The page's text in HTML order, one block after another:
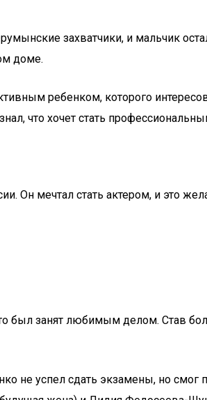
захватчики, и мальчик
доме.
ребенком, которого
что хочет стать
Он мечтал стать актером, и это
был занят любимым делом. Став
не успел сдать экзамены, но